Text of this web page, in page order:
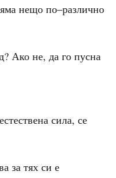
нещо по–различно
Ако не, да го пусна
сила, се
за тях си е